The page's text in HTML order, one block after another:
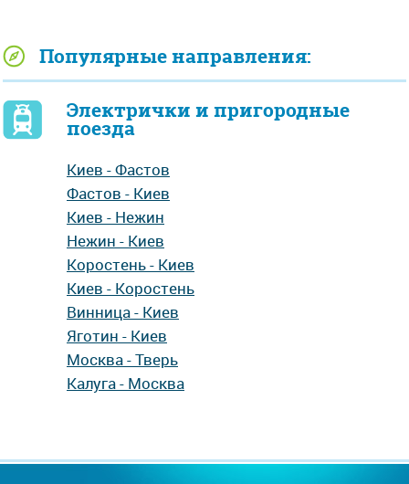
Популярные направления:
Электрички и пригородные
поезда
Киев - Фастов
Фастов - Киев
Киев - Нежин
Нежин - Киев
Коростень - Киев
Киев - Коростень
Винница - Киев
Яготин - Киев
Москва - Тверь
Калуга - Москва